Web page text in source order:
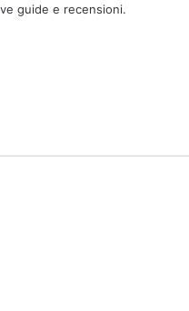
guide e recensioni.